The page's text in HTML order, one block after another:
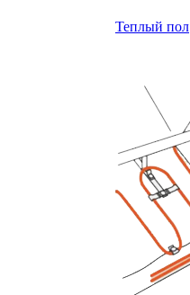
Теплый пол